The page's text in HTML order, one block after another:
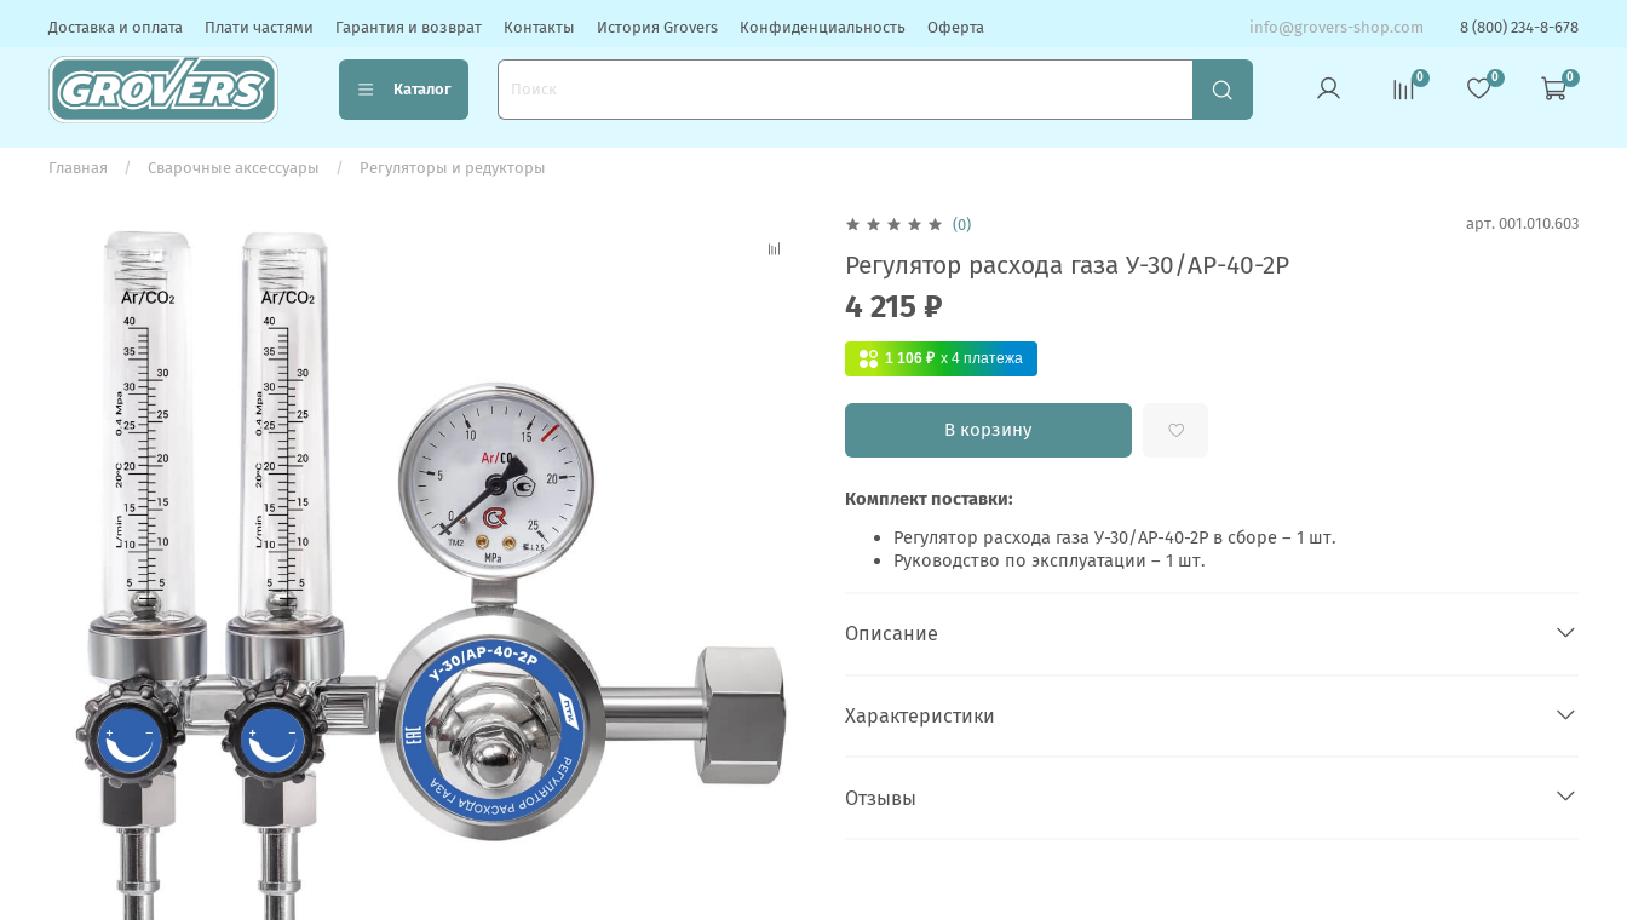
Доставка и оплата Плати частями Гарантия и возврат Контакты История Grovers Конфиденциальность Оферта info@grovers-shop.com 8 (800) 234-8-678
Каталог
0 0 0
Главная Сварочные аксессуары Регуляторы и редукторы
(0) арт. 001.010.603
Регулятор расхода газа У-30/АР-40-2Р
4 215 ₽
1 106 ₽ x 4 платежа
В корзину
Комплект поставки:
Регулятор расхода газа У-30/АР-40-2Р в сборе – 1 шт.
Руководство по эксплуатации – 1 шт.
Описание
Характеристики
Отзывы